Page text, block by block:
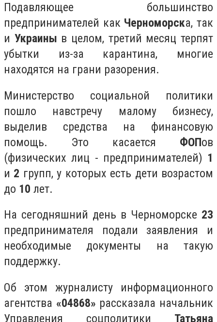
Подавляющее большинство
предпринимателей как Черноморска, так
и Украины в целом, третий месяц терпят
убытки из-за карантина, многие
находятся на грани разорения.
Министерство социальной политики
пошло навстречу малому бизнесу,
выделив средства на финансовую
помощь. Это касается ФОПов
(физических лиц - предпринимателей) 1
и 2 групп, у которых есть дети возрастом
до 10 лет.
На сегодняшний день в Черноморске 23
предпринимателя подали заявления и
необходимые документы на такую
поддержку.
Об этом журналисту информационного
агентства «04868» рассказала начальник
Управления соцполитики Татьяна